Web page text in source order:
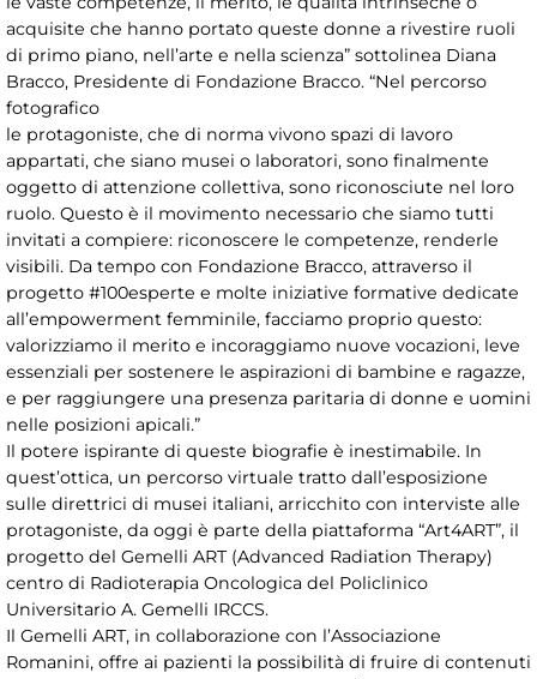
acquisite che hanno portato queste donne a rivestire ruoli
di primo piano, nell’arte e nella scienza” sottolinea Diana
Bracco, Presidente di Fondazione Bracco. “Nel percorso
fotografico
le protagoniste, che di norma vivono spazi di lavoro
appartati, che siano musei o laboratori, sono finalmente
oggetto di attenzione collettiva, sono riconosciute nel loro
ruolo. Questo è il movimento necessario che siamo tutti
invitati a compiere: riconoscere le competenze, renderle
visibili. Da tempo con Fondazione Bracco, attraverso il
progetto #100esperte e molte iniziative formative dedicate
all’empowerment femminile, facciamo proprio questo:
valorizziamo il merito e incoraggiamo nuove vocazioni, leve
essenziali per sostenere le aspirazioni di bambine e ragazze,
e per raggiungere una presenza paritaria di donne e uomini
nelle posizioni apicali.”
Il potere ispirante di queste biografie è inestimabile. In
quest’ottica, un percorso virtuale tratto dall’esposizione
sulle direttrici di musei italiani, arricchito con interviste alle
protagoniste, da oggi è parte della piattaforma “Art4ART”, il
progetto del Gemelli ART (Advanced Radiation Therapy)
centro di Radioterapia Oncologica del Policlinico
Universitario A. Gemelli IRCCS.
Il Gemelli ART, in collaborazione con l’Associazione
Romanini, offre ai pazienti la possibilità di fruire di contenuti